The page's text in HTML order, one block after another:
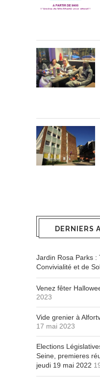
DERNIERS
Jardin Rosa Parks :
Convivialité et de
Venez fêter
2023
Vide grenier à
17 mai 2023
Elections
Seine, premieres
jeudi 19 mai 2022